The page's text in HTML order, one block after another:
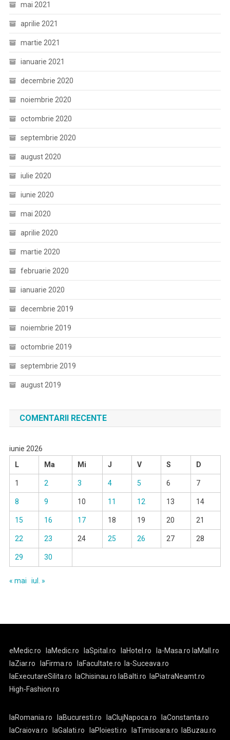
mai 2021
aprilie 2021
martie 2021
ianuarie 2021
decembrie 2020
noiembrie 2020
octombrie 2020
septembrie 2020
august 2020
iulie 2020
iunie 2020
mai 2020
aprilie 2020
martie 2020
februarie 2020
ianuarie 2020
decembrie 2019
noiembrie 2019
octombrie 2019
septembrie 2019
august 2019
COMENTARII RECENTE
iunie 2026
L
Ma Mi J V S D
1 2 3 4 5 6 7
8 9 10 11 12 13 14
15 16 17 18 19 20 21
22 23 24 25 26 27 28
29 30
« mai iul. »
eMedic.ro laMedic.ro laSpital.ro laHotel.ro la-Masa.ro laMall.ro
laZiar.ro
laFirma.ro laFacultate.ro
la-Suceava.ro
laExecutareSilita.ro
laChisinau.ro laBalti.ro
laPiatraNeamt.ro
High-Fashion.ro
laRomania.ro laBucuresti.ro laClujNapoca.ro
laConstanta.ro
laCraiova.ro
laGalati.ro laPloiesti.ro laTimisoara.ro
laBuzau.ro